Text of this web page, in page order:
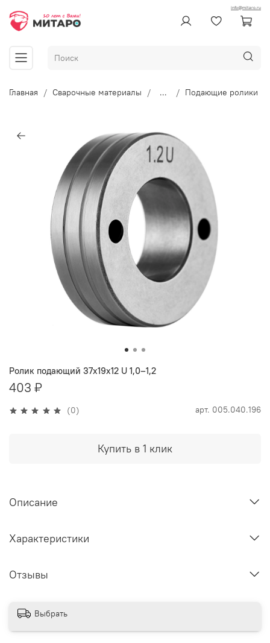
info@mitaro.ru
Главная Сварочные материалы ... Подающие ролики
(0) арт. 005.040.196
Ролик подающий 37х19х12 U 1,0–1,2
403 ₽
Купить в 1 клик
Описание
Характеристики
Отзывы
Выбрать